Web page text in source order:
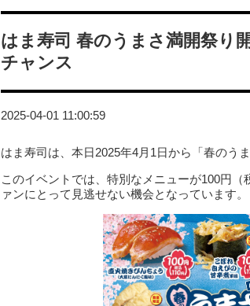
はま寿司 春のうまさ満開祭り
チャンス
2025-04-01 11:00:59
はま寿司は、本日2025年4月1日から「春のう
このイベントでは、特別なメニューが100円
ァンにとって見逃せない機会となっています。